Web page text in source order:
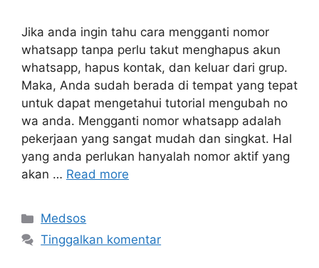
Jika anda ingin tahu cara mengganti nomor
whatsapp tanpa perlu takut menghapus akun
whatsapp, hapus kontak, dan keluar dari grup.
Maka, Anda sudah berada di tempat yang tepat
untuk dapat mengetahui tutorial mengubah no
wa anda. Mengganti nomor whatsapp adalah
pekerjaan yang sangat mudah dan singkat. Hal
yang anda perlukan hanyalah nomor aktif yang
akan … Read more
Kategori
Medsos
Tinggalkan komentar